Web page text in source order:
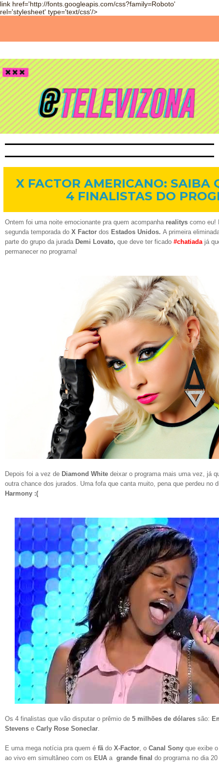
link href='http://fonts.googleapis.com/css?family=Roboto'
rel='stylesheet' type='text/css'/>
X FACTOR AMERICANO: SAIBA
4 FINALISTAS DO
Ontem foi uma noite emocionante pra quem acompanha realitys como eu!
segunda temporada do X Factor dos Estados Unidos. A primeira
parte do grupo da juradaDemi Lovato, que deve ter ficado #chatiada já
permanecer no programa!
Depois foi a vez de Diamond White deixar o programa mais uma vez, já
outra chance dos jurados. Uma fofa que canta muito, pena que perdeu no
Harmony :(
Os 4 finalistas que vão disputar o prêmio de 5 milhões de dólares são:
Stevens e Carly Rose Soneclar.
E uma mega notícia pra quem é fãdo X-Factor, o Canal Sony que exibe
ao vivo em simultâneo com os EUA a grande final do programa no dia